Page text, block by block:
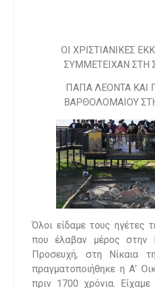
ΟΙ ΧΡΙΣΤΙΑΝΙΚΕΣ
ΣΥΜΜΕΤΕΙΧΑΝ ΣΤΗ
ΠΑΠΑ ΛΕΟΝΤΑ ΚΑΙ
ΒΑΡΘΟΛΟΜΑΙΟΥ
Όλοι είδαμε τους ηγέτες
που έλαβαν μέρος στην
Προσευχή, στη Νίκαια
πραγματοποιήθηκε η Α’
πριν 1700 χρόνια. Είχαμε